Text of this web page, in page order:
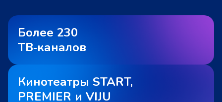
Более 230
ТВ‑каналов
Кинотеатры START,
PREMIER и VIJU